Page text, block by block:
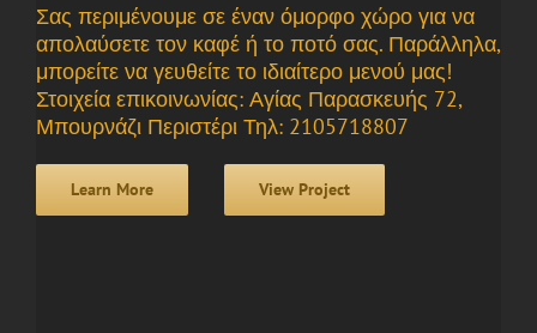
Σας περιμένουμε σε έναν όμορφο χώρο για να
απολαύσετε τον καφέ ή το ποτό σας. Παράλληλα,
μπορείτε να γευθείτε το ιδιαίτερο μενού μας!
Στοιχεία επικοινωνίας: Αγίας Παρασκευής 72,
Μπουρνάζι Περιστέρι Τηλ: 2105718807
Learn More View Project